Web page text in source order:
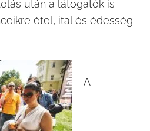
után a látogatók is
étel, ital és édesség
A